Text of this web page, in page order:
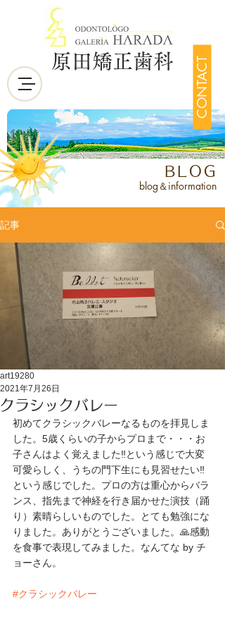
CONTACT
原田矯正歯科
BLOG
blog＆information
記事
クラシックバレー
art19280
2021年7月26日
初めてクラシックバレーなるものを拝見しま
した。5歳くらいの子からプロまで・・・お
子さんはよく覚えました‼️という感じで大変
可愛らしく、うちの門下生にも見習せたい‼️
という感じでした。プロの方は重心からバラ
ンス、指先まで神経を行き届かせた演技（踊
り）素晴らしいものでした。とても勉強にな
りました。ありがとうございました。🙏感動
を食事で表現してみました。なんてな by チ
ョーさん。
#クラシックバレー